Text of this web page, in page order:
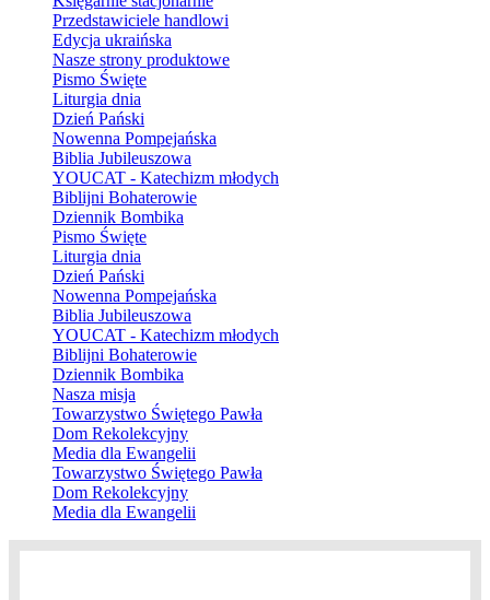
Przedstawiciele handlowi
Edycja ukraińska
Nasze strony produktowe
Pismo Święte
Liturgia dnia
Dzień Pański
Nowenna Pompejańska
Biblia Jubileuszowa
YOUCAT - Katechizm młodych
Biblijni Bohaterowie
Dziennik Bombika
Pismo Święte
Liturgia dnia
Dzień Pański
Nowenna Pompejańska
Biblia Jubileuszowa
YOUCAT - Katechizm młodych
Biblijni Bohaterowie
Dziennik Bombika
Nasza misja
Towarzystwo Świętego Pawła
Dom Rekolekcyjny
Media dla Ewangelii
Towarzystwo Świętego Pawła
Dom Rekolekcyjny
Media dla Ewangelii